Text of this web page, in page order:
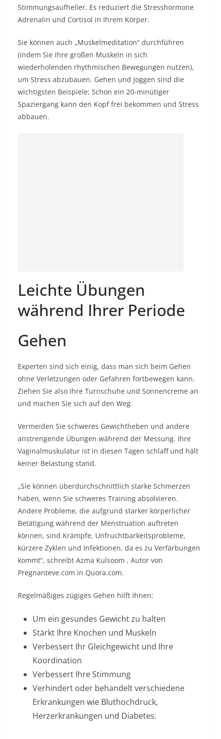
Stimmungsaufheller. Es reduziert die Stresshormone
Adrenalin und Cortisol in Ihrem Körper.
Sie können auch „Muskelmeditation“ durchführen
(indem Sie Ihre großen Muskeln in sich
wiederholenden rhythmischen Bewegungen nutzen),
um Stress abzubauen. Gehen und Joggen sind die
wichtigsten Beispiele; Schon ein 20-minütiger
Spaziergang kann den Kopf frei bekommen und Stress
abbauen.
Leichte Übungen
während Ihrer Periode
Gehen
Experten sind sich einig, dass man sich beim Gehen
ohne Verletzungen oder Gefahren fortbewegen kann.
Ziehen Sie also Ihre Turnschuhe und Sonnencreme an
und machen Sie sich auf den Weg.
Vermeiden Sie schweres Gewichtheben und andere
anstrengende Übungen während der Messung. Ihre
Vaginalmuskulatur ist in diesen Tagen schlaff und hält
keiner Belastung stand.
„Sie können überdurchschnittlich starke Schmerzen
haben, wenn Sie schweres Training absolvieren.
Andere Probleme, die aufgrund starker körperlicher
Betätigung während der Menstruation auftreten
können, sind Krämpfe, Unfruchtbarkeitsprobleme,
kürzere Zyklen und Infektionen, da es zu Verfärbungen
kommt“, schreibt Azma Kulsoom , Autor von
Pregnanteve.com in Quora.com.
Regelmäßiges zügiges Gehen hilft Ihnen:
Um ein gesundes Gewicht zu halten
Stärkt Ihre Knochen und Muskeln
Verbessert Ihr Gleichgewicht und Ihre
Koordination
Verbessert Ihre Stimmung
Verhindert oder behandelt verschiedene
Erkrankungen wie Bluthochdruck,
Herzerkrankungen und Diabetes.